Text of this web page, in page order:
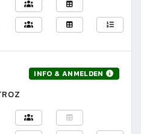
INFO & ANMELDEN